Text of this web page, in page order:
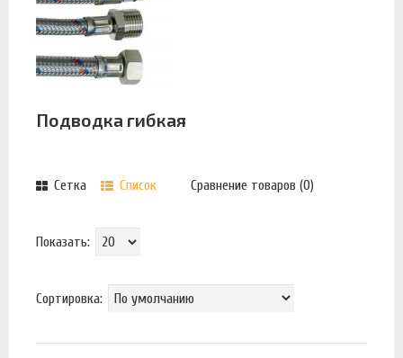
Подводка гибкая
Сетка Список Сравнение товаров (0)
Показать:
Сортировка: